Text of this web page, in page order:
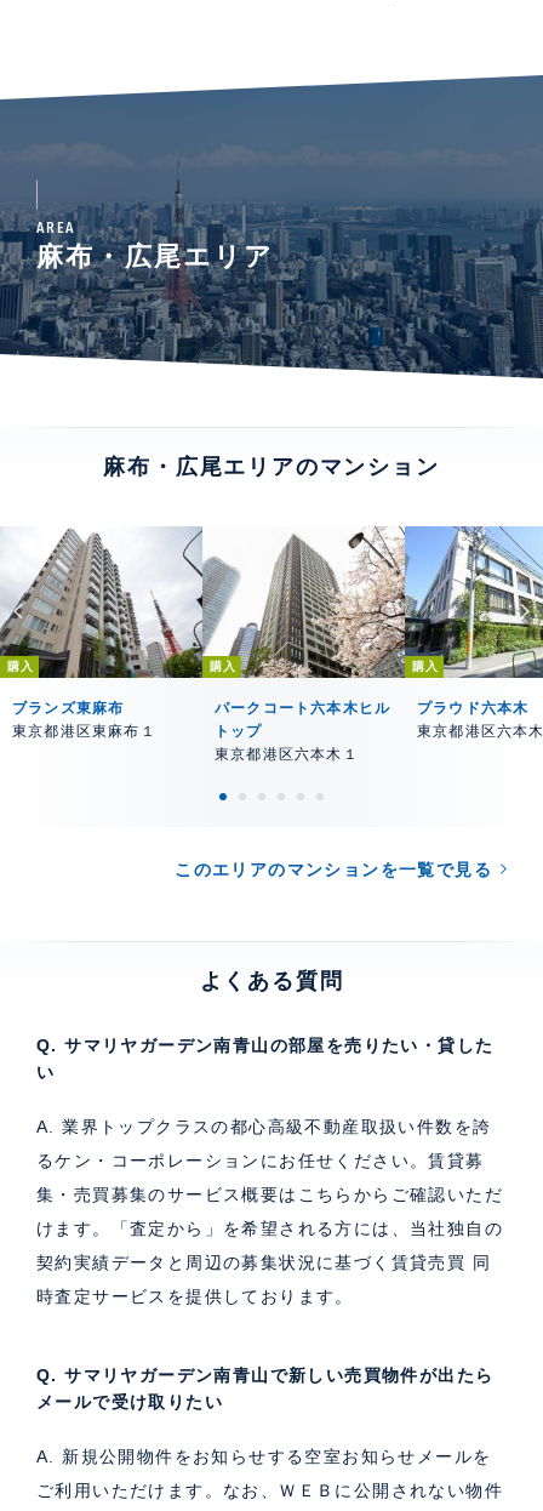
AREA
麻布・広尾エリア
麻布・広尾エリアのマンション
購入
ブランズ東麻布
東京都港区東麻布１
購入
パークコート六本木ヒル
トップ
東京都港区六本木１
購入
プラウド六本木
東京都港区六本
このエリアのマンションを一覧で見る
よくある質問
Q. サマリヤガーデン南青山の部屋を売りたい・貸した
い
A. 業界トップクラスの都心高級不動産取扱い件数を誇
るケン・コーポレーションにお任せください。賃貸募
集・売買募集のサービス概要はこちら からご確認いただ
けます。「査定から」を希望される方には、当社独自の
契約実績データと周辺の募集状況に基づく 賃貸売買 同
時査定サービス を提供しております。
Q. サマリヤガーデン南青山で新しい売買物件が出たら
メールで受け取りたい
A. 新規公開物件をお知らせする空室お知らせメールを
ご利用いただけます。なお、ＷＥＢに公開されない物件